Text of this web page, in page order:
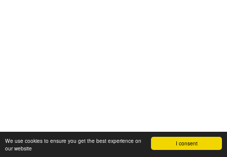
I consent
We use cookies to ensure you get the best experience on
our website